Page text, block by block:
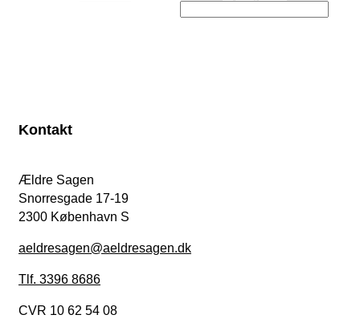
Kontakt
Ældre Sagen
Snorresgade 17-19
2300 København S
aeldresagen@aeldresagen.dk
Tlf. 3396 8686
CVR 10 62 54 08